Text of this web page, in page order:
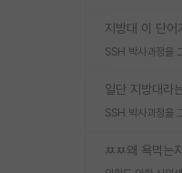
ㅉㅉ왜 욕먹는